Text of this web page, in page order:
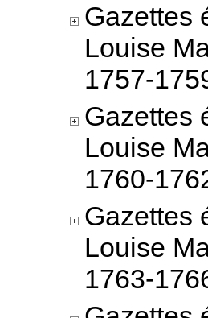
Gazettes
Louise
1757-
Gazettes
Louise
1760-
Gazettes
Louise
1763-